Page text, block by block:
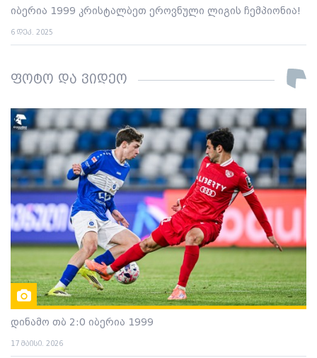
იბერია 1999 კრისტალბეთ ეროვნული ლიგის ჩემპიონია!
6 დეკ. 2025
ფოტო და ვიდეო
დინამო თბ 2:0 იბერია 1999
17 მაისი. 2026